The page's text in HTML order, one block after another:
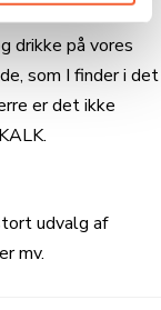
drikke på vores
som I finder i det
er det ikke
udvalg af
mv.